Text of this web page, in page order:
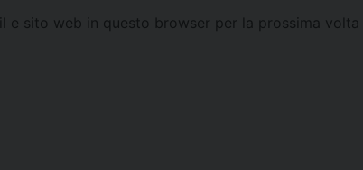
e sito web in questo browser per la prossima